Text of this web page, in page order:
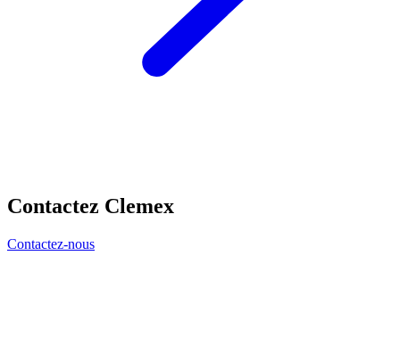
Contactez Clemex
Contactez-nous